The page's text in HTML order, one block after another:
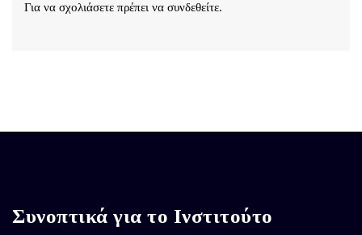
Για να σχολιάσετε πρέπει να συνδεθείτε.
Συνοπτικά για το Ινστιτούτο